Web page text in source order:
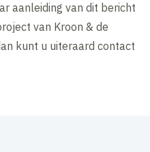
aanleiding van dit bericht
van Kroon & de
kunt u uiteraard contact